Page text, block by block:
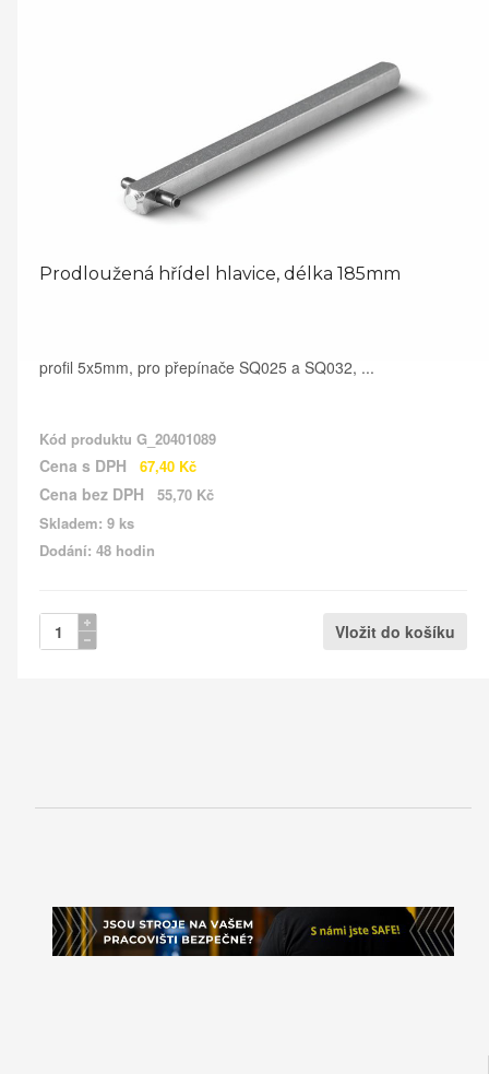
Prodloužená hřídel hlavice, délka 185mm
profil 5x5mm, pro přepínače SQ025 a SQ032, ...
Kód produktu G_20401089
Cena s DPH 67,40 Kč
Cena bez DPH
55,70 Kč
Skladem: 9 ks
Dodání: 48 hodin